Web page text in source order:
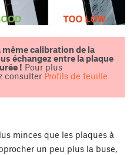
même calibration de la
échangez entre la plaque
! Pour plus
consulter Profils de feuille
minces que les plaques à
un peu plus la buse,